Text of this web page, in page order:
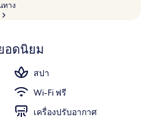
ทาง
ค
แ
น
น
สู
ง
อดนิยม
สปา
Wi-Fi ฟรี
เครื่องปรับอากาศ